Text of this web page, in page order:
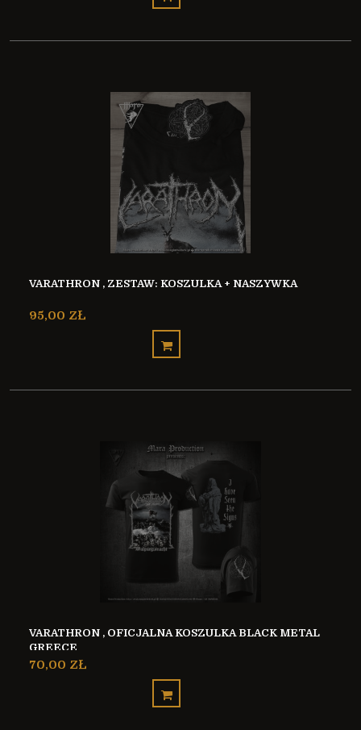
VARATHRON , ZESTAW: KOSZULKA + NASZYWKA
95,00 ZŁ
VARATHRON , OFICJALNA KOSZULKA BLACK METAL
GREECE
70,00 ZŁ